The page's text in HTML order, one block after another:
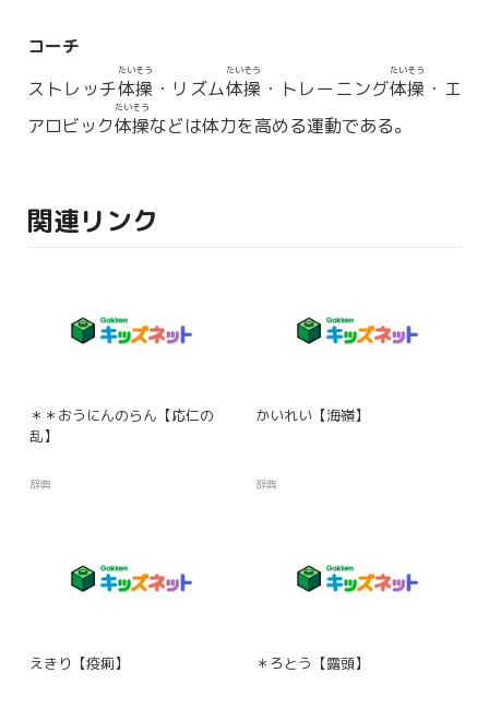
コーチ
ストレッチ体操
たいそう
・リズム体操
たいそう
・トレーニング体操
たいそう
・エ
アロビック体操
たいそう
などは体力を高める運動である。
関連リンク
＊＊おうにんのらん【応仁の
乱】
辞典
かいれい【海嶺】
辞典
えきり【疫痢】 ＊ろとう【露頭】